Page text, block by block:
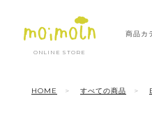
ONLINE STORE
商品カ
HOME すべての商品